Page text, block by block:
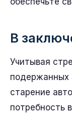
В
Учитывая
подержанных
старение
потребность